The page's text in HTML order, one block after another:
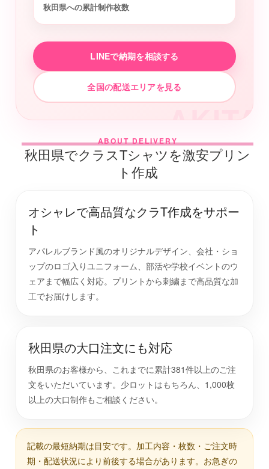
AKITA
秋田県への累計制作枚数
LINEで納期を相談する
全国の配送エリアを見る
ABOUT DELIVERY
秋田県でクラスTシャツを激安プリン
ト作成
オシャレで高品質なクラT作成をサポー
ト
アパレルブランド風のオリジナルデザイン、会社・ショ
ップのロゴ入りユニフォーム、部活や学校イベントのウ
ェアまで幅広く対応。プリントから刺繍まで高品質な加
工でお届けします。
秋田県の大口注文にも対応
秋田県のお客様から、これまでに累計381件以上のご注
文をいただいています。少ロットはもちろん、1,000枚
以上の大口制作もご相談ください。
記載の最短納期は目安です。加工内容・枚数・ご注文時
期・配送状況により前後する場合があります。お急ぎの